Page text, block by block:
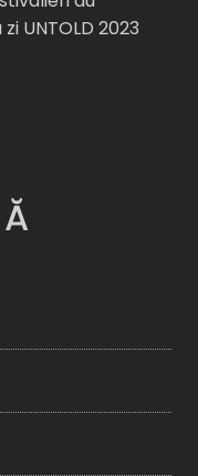
UNTOLD 2023